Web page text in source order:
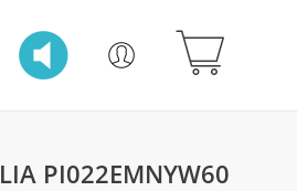
PI022EMNYW60